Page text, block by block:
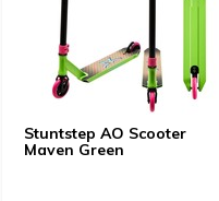
Stuntstep AO Scooter
Maven Green